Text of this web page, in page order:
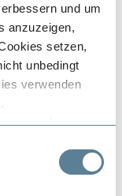
und um
anzuzeigen,
setzen,
unbedingt
verwenden
aus der
dessen
Daten in
komprimierte
Zugang zu